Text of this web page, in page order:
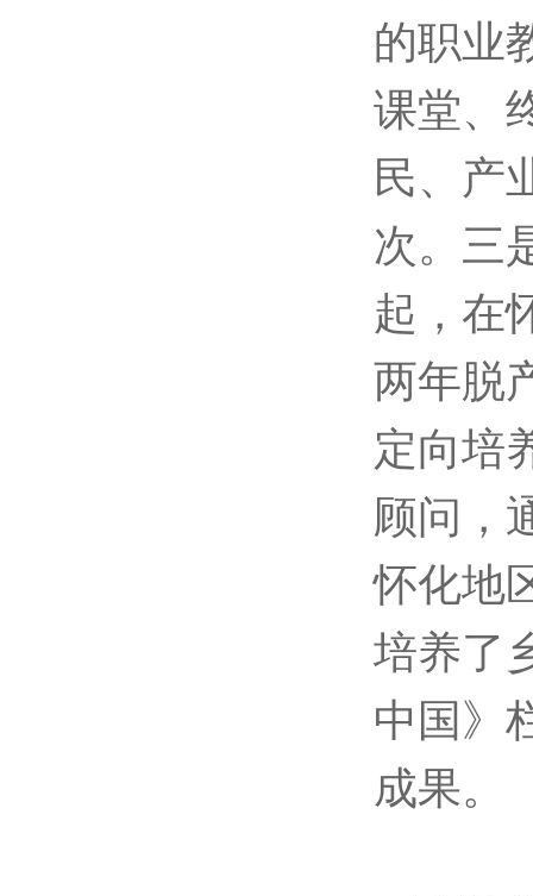
的职业
课堂、
民、产
次。三
起，在
两年脱
定向培
顾问，
怀化地
培养了
中国》
成果。